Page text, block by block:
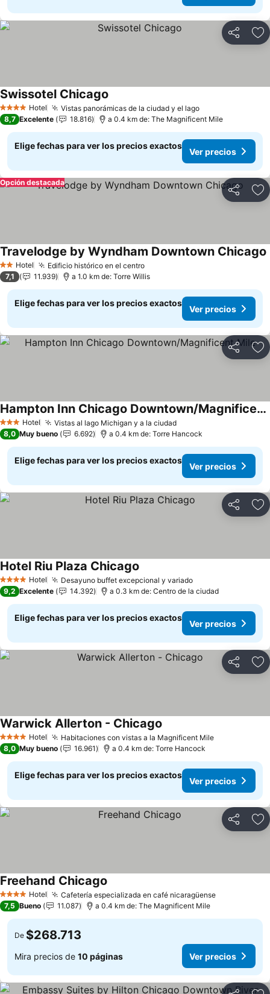
Compartir
4 EstrellasHotel Vistas panorámicas de la ciudad y el lago
Swissotel Chicago
8,7 Excelente 18.816 a 0.4 km de: The Magnificent Mile
Elige fechas para ver los precios exactos
Ver precios
Compartir
Opción destacada
2 Estrellas
Hotel Edificio histórico en el centro
Travelodge by Wyndham Downtown Chicago
7,1 11.939 a 1.0 km de: Torre Willis
Elige fechas para ver los precios exactos
Ver precios
Compartir
3 Estrellas
Hotel Vistas al lago Michigan y a la ciudad
Hampton Inn Chicago Downtown/Magnificent Mile
8,0 Muy bueno 6.692 a 0.4 km de: Torre Hancock
Elige fechas para ver los precios exactos
Ver precios
Compartir
4 EstrellasHotel Desayuno buffet excepcional y variado
Hotel Riu Plaza Chicago
9,2 Excelente 14.392 a 0.3 km de: Centro de la ciudad
Elige fechas para ver los precios exactos
Ver precios
Compartir
4 EstrellasHotel Habitaciones con vistas a la Magnificent Mile
Warwick Allerton - Chicago
8,0 Muy bueno 16.961 a 0.4 km de: Torre Hancock
Elige fechas para ver los precios exactos
Ver precios
Compartir
4 EstrellasHotel Cafetería especializada en café nicaragüense
Freehand Chicago
7,5 Bueno 11.087 a 0.4 km de: The Magnificent Mile
De $268.713
Mira precios de 10 páginas Ver precios